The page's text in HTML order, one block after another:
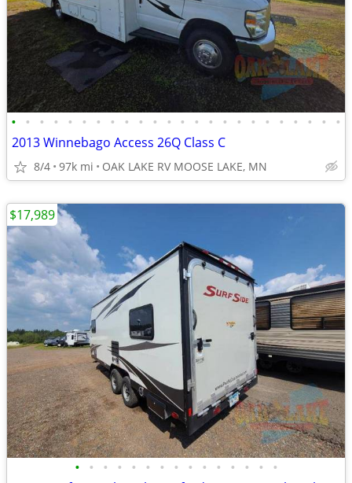
• • • • • • • • • • • • • • • • • • • • • • • •
2013 Winnebago Access 26Q Class C
8/4 97k mi OAK LAKE RV MOOSE LAKE, MN
• • • • • • • • • • • • • • •
$17,989